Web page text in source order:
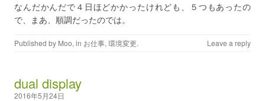
なんだかんだで４日ほどかかったけれども、５つもあったの
で、まあ、順調だったのでは。
Published by Moo, in お仕事, 環境変更. Leave a reply
dual display
2016年5月24日